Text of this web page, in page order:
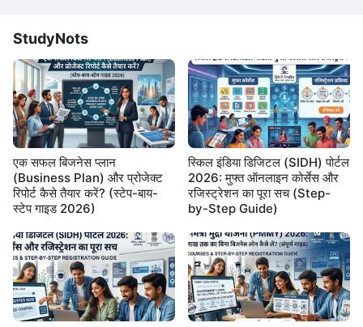
StudyNots
एक सफल बिजनेस प्लान
(Business Plan) और प्रोजेक्ट
रिपोर्ट कैसे तैयार करें? (स्टेप-बाय-
स्टेप गाइड 2026)
स्किल इंडिया डिजिटल (SIDH) पोर्टल
2026: मुफ्त ऑनलाइन कोर्सेस और
रजिस्ट्रेशन का पूरा सच (Step-
by-Step Guide)